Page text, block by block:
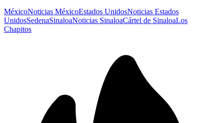
MéxicoNoticias MéxicoEstados UnidosNoticias Estados
UnidosSedenaSinaloaNoticias SinaloaCártel de SinaloaLos
Chapitos